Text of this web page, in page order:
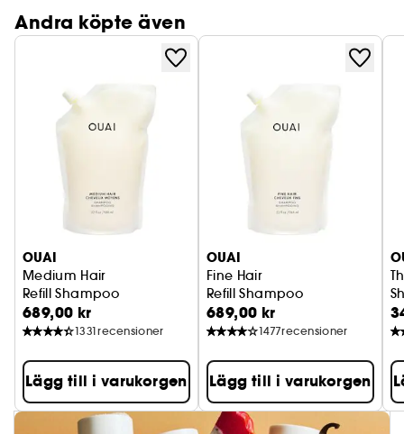
Andra köpte även
OUAI
Medium Hair
Refill Shampoo
689,00 kr
1331recensioner
Lägg till i varukorgen
OUAI
Fine Hair
Refill Shampoo
689,00 kr
1477recensioner
Lägg till i varukorgen